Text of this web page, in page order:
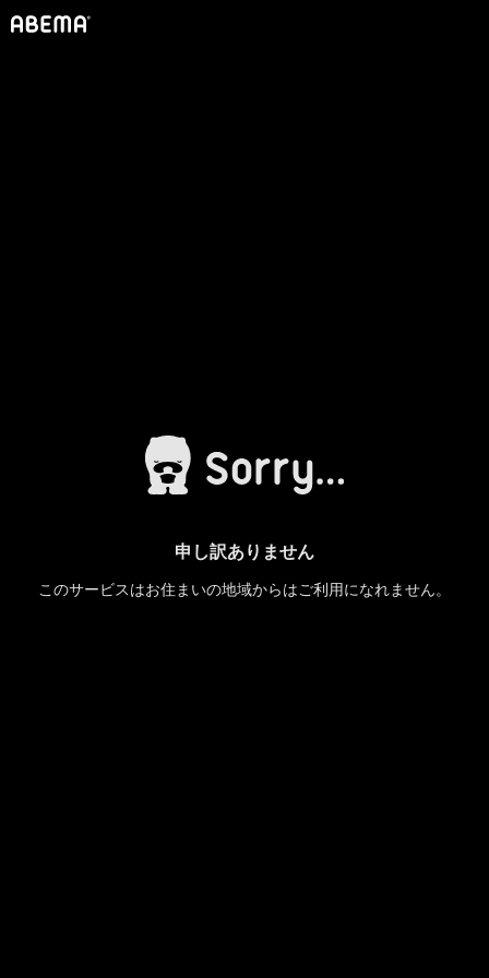
申し訳ありません
このサービスはお住まいの地域からはご利用になれません。